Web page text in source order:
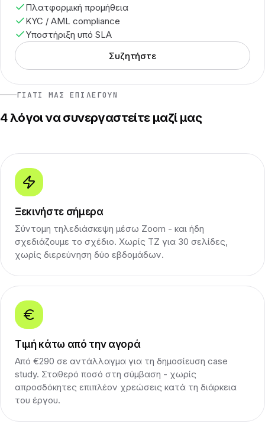
Πλατφορμική προμήθεια
KYC / AML compliance
Υποστήριξη υπό SLA
Συζητήστε
ΓΙΑΤΊ ΜΑΣ ΕΠΙΛΈΓΟΥΝ
4 λόγοι να συνεργαστείτε μαζί μας
Ξεκινήστε σήμερα
Σύντομη τηλεδιάσκεψη μέσω Zoom - και ήδη
σχεδιάζουμε το σχέδιο. Χωρίς ΤΖ για 30 σελίδες,
χωρίς διερεύνηση δύο εβδομάδων.
Τιμή κάτω από την αγορά
Από €290 σε αντάλλαγμα για τη δημοσίευση case
study. Σταθερό ποσό στη σύμβαση - χωρίς
απροσδόκητες επιπλέον χρεώσεις κατά τη διάρκεια
του έργου.